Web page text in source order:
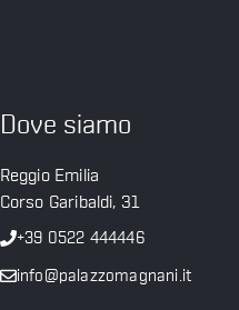
Dove siamo
Reggio Emilia
Corso Garibaldi, 31
+39 0522 444446
info@palazzomagnani.it